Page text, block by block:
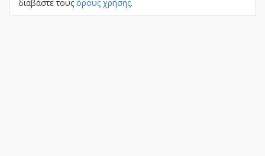
διαβάστε τους όρους χρήσης.